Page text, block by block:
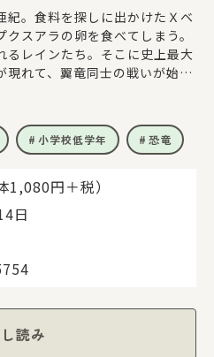
紀。食料を探しに出かけたＸベ
スアラの卵を食べてしまう。
るレインたち。そこに史上最大
現れて、翼竜同士の戦いが始ま
アクロバティックな空中戦を
ストーンの３人の運命
章末図鑑も充実！
小学校低学年 恐竜
円＋税）
日
読み